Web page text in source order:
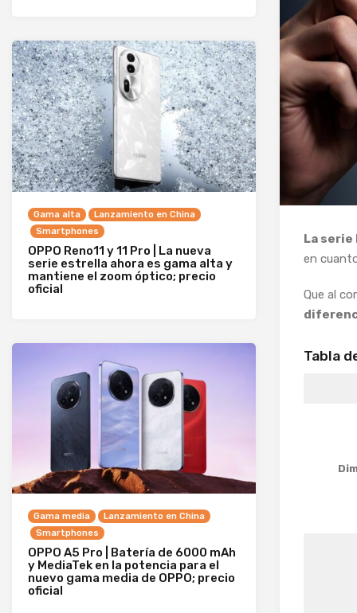
La serie
en
Que al
Tabla
Gama alta
Lanzamiento en China
Smartphones
OPPO Reno11 y 11 Pro | La nueva
serie estrella ahora es gama alta y
mantiene el zoom óptico; precio
oficial
Gama media
Lanzamiento en China
Smartphones
OPPO A5 Pro | Batería de 6000 mAh
y MediaTek en la potencia para el
nuevo gama media de OPPO; precio
oficial